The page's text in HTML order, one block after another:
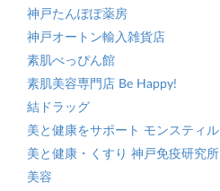
神戸たんぽぽ薬房
神戸オートン輸入雑貨店
素肌べっぴん館
素肌美容専門店 Be Happy!
結ドラッグ
美と健康をサポート モンスティル
美と健康・くすり 神戸免疫研究所
美容